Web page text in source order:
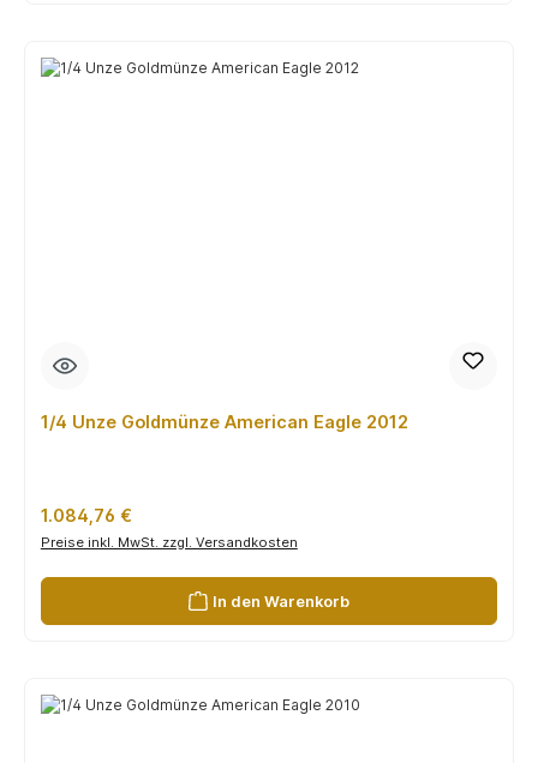
1/4 Unze Goldmünze American Eagle 2012
Regulärer Preis:
1.084,76 €
Preise inkl. MwSt. zzgl. Versandkosten
In den Warenkorb